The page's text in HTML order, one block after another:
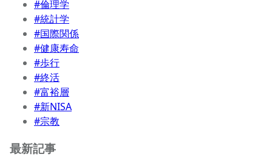
#倫理学
#統計学
#国際関係
#健康寿命
#歩行
#終活
#富裕層
#新NISA
#宗教
最新記事